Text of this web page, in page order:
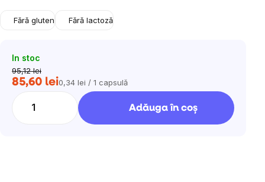
Fără gluten Fără lactoză
In stoc
95,12 lei
85,60 leiEvaluare
0,34 lei / 1 capsulă
Adăuga în coş